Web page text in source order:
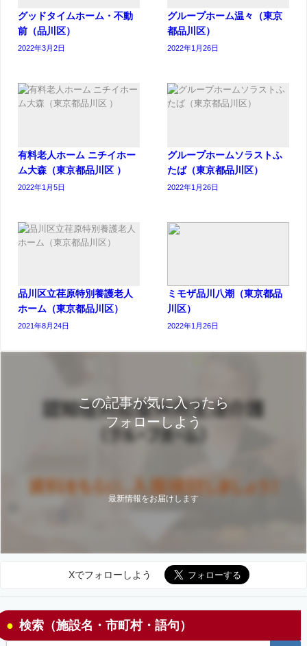
グッドタイムホーム・不動
前（品川区）
2022年3月2日
グループホーム温々（東京
都品川区）
2022年1月26日
有料老人ホーム ニチイホー
ム大森（東京都品川区 ）
2022年1月5日
グループホームソラストふ
たば（東京都品川区）
2022年1月26日
品川区立荏原特別養護老人
ホーム（東京都品川区）
2021年8月24日
ミモザ品川八潮（東京都品
川区）
2022年1月26日
この記事が気に入ったら
フォローしよう
最新情報をお届けします
Xでフォローしよう
検索（施設名・市町村・語句）